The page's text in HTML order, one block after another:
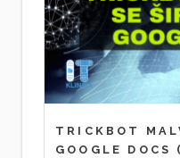
TRICKBOT
GOOGLE DOCS